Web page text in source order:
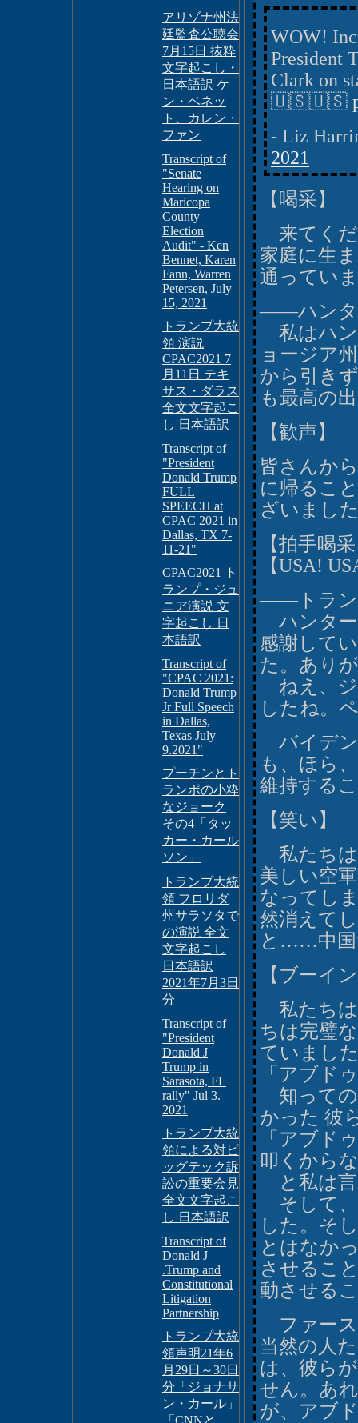
アリゾナ州法
廷監査公聴会
7月15日 抜粋
文字起こし・
日本語訳 ケ
ン・ベネッ
ト、カレン・
ファン
Transcript of
"Senate
Hearing on
Maricopa
County
Election
Audit" - Ken
Bennet, Karen
Fann, Warren
Petersen, July
15, 2021
トランプ大統
領 演説
CPAC2021 7
月11日 テキ
サス・ダラス
全文文字起こ
し 日本語訳
Transcript of
"President
Donald Trump
FULL
SPEECH at
CPAC 2021 in
Dallas, TX 7-
11-21"
CPAC2021 ト
ランプ・ジュ
ニア演説 文
字起こし 日
本語訳
Transcript of
"CPAC 2021:
Donald Trump
Jr Full Speech
in Dallas,
Texas July
9.2021"
プーチンとト
ランポの小粋
なジョーク
その4「タッ
カー・カール
ソン」
トランプ大統
領 フロリダ
州サラソタで
の演説 全文
文字起こし
日本語訳
2021年7月3日
分
Transcript of
"President
Donald J
Trump in
Sarasota, FL
rally" Jul 3.
2021
トランプ大統
領による対ビ
ッグテック訴
訟の重要会見
全文文字起こ
し 日本語訳
Transcript of
Donald J
.Trump and
Constitutional
Litigation
Partnership
トランプ大統
領声明21年6
月29日～30日
分「ジョナサ
ン・カール」
「CNNと
WOW!
President
Clark on
🇺🇸🇺🇸
- Liz
2021
【喝采】
来てくだ
家庭に生
通ってい
――ハンタ
私はハン
ョージア
から引き
も最高の
【歓声】
皆さんか
に帰るこ
ざいまし
【拍手喝
【USA!
――トラ
ハンター
感謝して
た。あり
ねえ、ジ
したね。
バイデン
も、ほら
維持する
【笑い】
私たちは
美しい空
なってし
然消えて
と……中
【ブーイ
私たちは
ちは完璧
ていまし
「アブド
知っての
かった 彼
「アブド
叩くから
と私は
そして、
した。そ
とはなか
させるこ
動させる
ファース
当然の人
は、彼ら
せん。あ
が、アブ